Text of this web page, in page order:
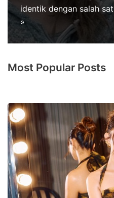
identik dengan salah
»
Most Popular Posts